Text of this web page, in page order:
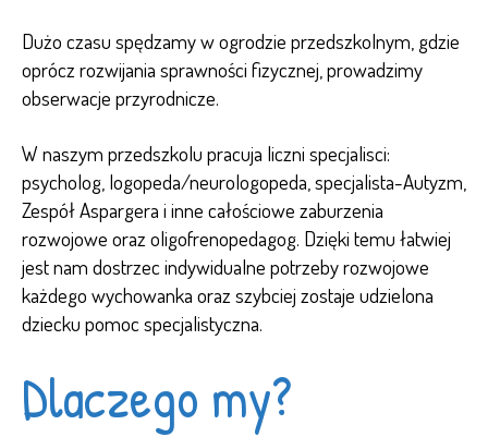
Dużo czasu spędzamy w ogrodzie przedszkolnym, gdzie
oprócz rozwijania sprawności fizycznej, prowadzimy
obserwacje przyrodnicze.
W naszym przedszkolu pracuja liczni specjalisci:
psycholog, logopeda/neurologopeda, specjalista-Autyzm,
Zespół Aspargera i inne całościowe zaburzenia
rozwojowe oraz oligofrenopedagog. Dzięki temu łatwiej
jest nam dostrzec indywidualne potrzeby rozwojowe
każdego wychowanka oraz szybciej zostaje udzielona
dziecku pomoc specjalistyczna.
Dlaczego my?